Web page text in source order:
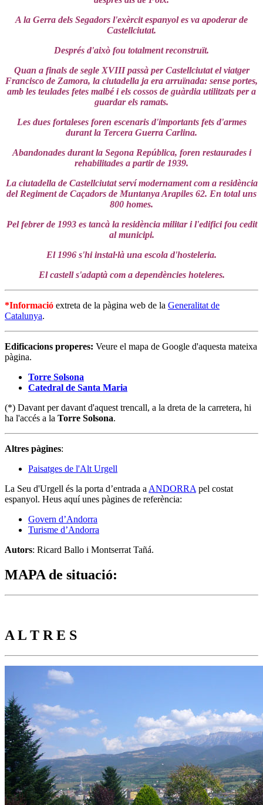
A la Gerra dels Segadors l'exèrcit espanyol es va apoderar de
Castellciutat.
Després d'això fou totalment reconstruït.
Quan a finals de segle XVIII passà per Castellciutat el viatger
Francisco de Zamora, la ciutadella ja era arruïnada: sense portes,
amb les teulades fetes malbé i els cossos de guàrdia utilitzats per a
guardar els ramats.
Les dues fortaleses foren escenaris d'importants fets d'armes
durant la Tercera Guerra Carlina.
Abandonades durant la Segona República, foren restaurades i
rehabilitades a partir de 1939.
La ciutadella de Castellciutat serví modernament com a residència
del Regiment de Caçadors de Muntanya Arapiles 62. En total uns
800 homes.
Pel febrer de 1993 es tancà la residència militar i l'edifici fou cedit
al municipi.
El 1996 s'hi instal·là una escola d'hosteleria.
El castell s'adaptà com a dependències hoteleres.
*Informació extreta de la pàgina web de la Generalitat de
Catalunya.
Edificacions properes: Veure el mapa de Google d'aquesta mateixa
pàgina.
Torre Solsona
Catedral de Santa Maria
(*) Davant per davant d'aquest trencall, a la dreta de la carretera, hi
ha l'accés a la Torre Solsona.
Altres pàgines:
Paisatges de l'Alt Urgell
La Seu d'Urgell és la porta d’entrada a ANDORRA pel costat
espanyol. Heus aquí unes pàgines de referència:
Govern d’Andorra
Turisme d’Andorra
Autors: Ricard Ballo i Montserrat Tañá.
MAPA de situació:
A L T R E S